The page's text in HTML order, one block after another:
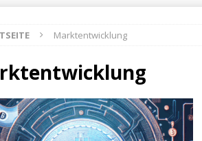
Marktentwicklung